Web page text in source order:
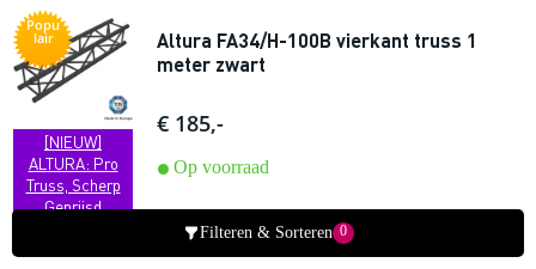
Popu
lair
[NIEUW]
ALTURA: Pro
Truss, Scherp
Geprijsd
Altura FA34/H-100B vierkant truss 1
meter zwart
€ 185,-
Op voorraad
Ook in op voorraad
Filteren & Sorteren 0